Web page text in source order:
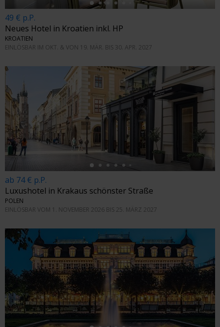
49 € p.P.
Neues Hotel in Kroatien inkl. HP
KROATIEN
EINLÖSBAR IM OKT. & VON 19. MÄR. BIS 30. APR. 2027
ab 74 € p.P.
Luxushotel in Krakaus schönster Straße
POLEN
EINLÖSBAR VOM 1. NOVEMBER 2026 BIS 25. MÄRZ 2027